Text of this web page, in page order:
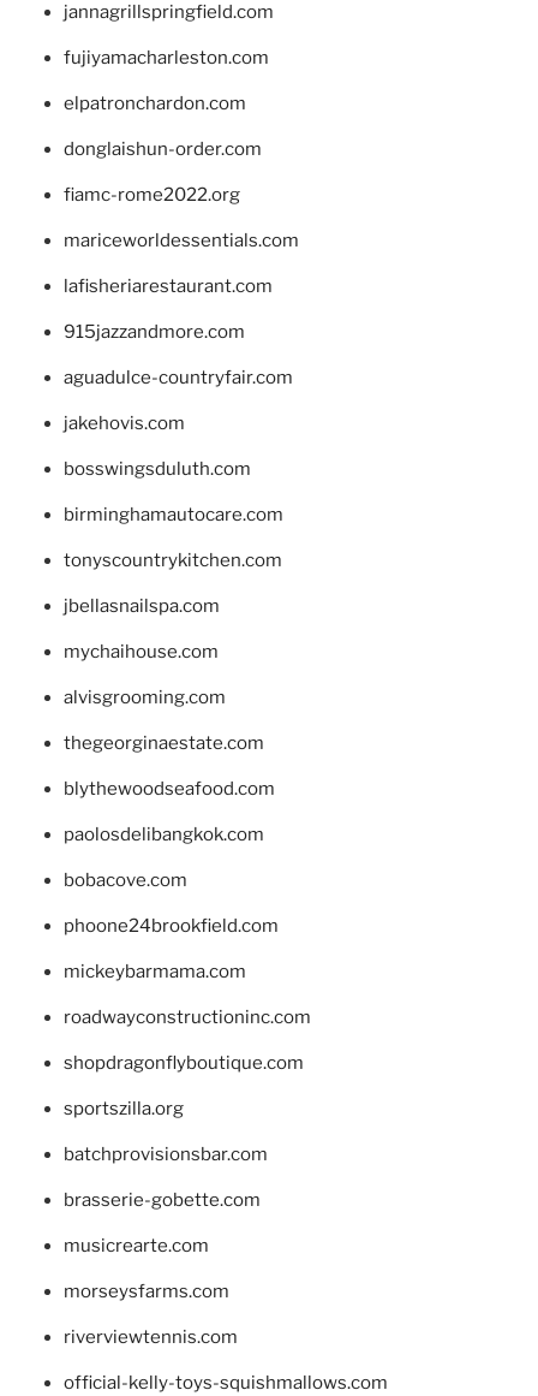
jannagrillspringfield.com
fujiyamacharleston.com
elpatronchardon.com
donglaishun-order.com
fiamc-rome2022.org
mariceworldessentials.com
lafisheriarestaurant.com
915jazzandmore.com
aguadulce-countryfair.com
jakehovis.com
bosswingsduluth.com
birminghamautocare.com
tonyscountrykitchen.com
jbellasnailspa.com
mychaihouse.com
alvisgrooming.com
thegeorginaestate.com
blythewoodseafood.com
paolosdelibangkok.com
bobacove.com
phoone24brookfield.com
mickeybarmama.com
roadwayconstructioninc.com
shopdragonflyboutique.com
sportszilla.org
batchprovisionsbar.com
brasserie-gobette.com
musicrearte.com
morseysfarms.com
riverviewtennis.com
official-kelly-toys-squishmallows.com